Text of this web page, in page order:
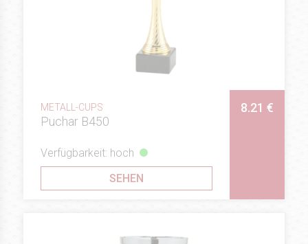
METALL-CUPS
Puchar B450
8.21 €
Verfügbarkeit: hoch
SEHEN